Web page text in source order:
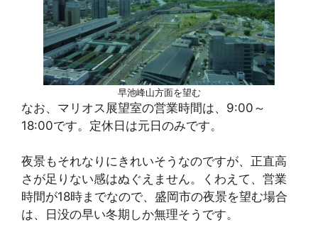
早池峰山方面を望む
なお、マリオス展望室の営業時間は、9:00～
18:00です。定休日は元日のみです。
夜景もそれなりにきれいそうなのですが、正直高
さが足りない感はぬぐえません。くわえて、営業
時間が18時までなので、盛岡市の夜景を望む場合
は、日没の早い冬期しか無理そうです。